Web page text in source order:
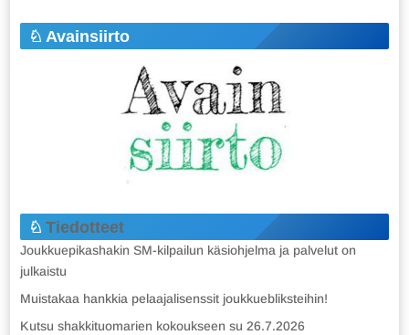
Avainsiirto
Tiedotteet
Joukkuepikashakin SM-kilpailun käsiohjelma ja palvelut on
julkaistu
Muistakaa hankkia pelaajalisenssit joukkuebliksteihin!
Kutsu shakkituomarien kokoukseen su 26.7.2026